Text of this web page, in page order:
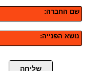
שם החברה:
נושא הפנייה:
שליחה